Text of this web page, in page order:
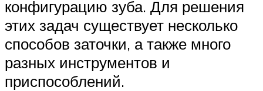
конфигурацию зуба. Для решения
этих задач существует несколько
способов заточки, а также много
разных инструментов и
приспособлений.